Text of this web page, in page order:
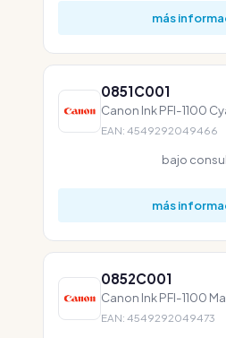
más
0851C001
Canon Ink PFI-1100
EAN: 4549292049466
bajo
más
0852C001
Canon Ink PFI-1100
EAN: 4549292049473